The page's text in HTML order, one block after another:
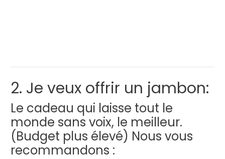
2. Je veux offrir un jambon:
Le cadeau qui laisse tout le
monde sans voix, le meilleur.
(Budget plus élevé) Nous vous
recommandons :